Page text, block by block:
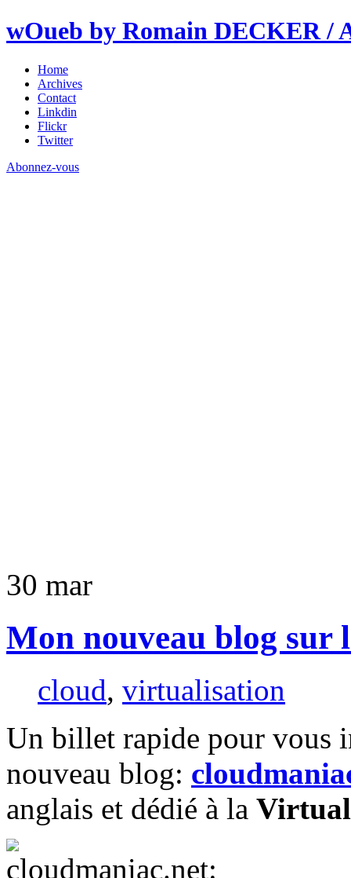
wOueb by Romain DECKER /
Home
Archives
Contact
Linkdin
Flickr
Twitter
Abonnez-vous
30 mar
Mon nouveau blog sur
cloud, virtualisation
Un billet rapide pour vous
nouveau blog:
anglais et dédié à la